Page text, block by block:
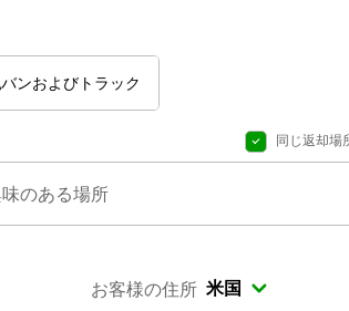
バンおよびトラック
同じ返却場
お客様の住所